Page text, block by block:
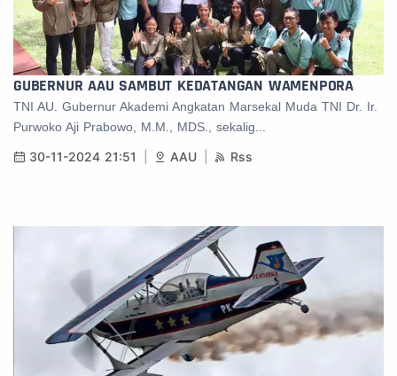
GUBERNUR AAU SAMBUT KEDATANGAN WAMENPORA
TNI AU. Gubernur Akademi Angkatan Marsekal Muda TNI Dr. Ir.
Purwoko Aji Prabowo, M.M., MDS., sekalig...
30-11-2024 21:51 AAU Rss